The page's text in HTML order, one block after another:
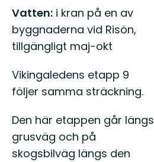
Vatten: i kran på en av
byggnaderna vid Risön,
tillgängligt maj-okt
Vikingaledens etapp 9
följer samma sträckning.
Den här etappen går längs
grusväg och på
skogsbilväg längs den